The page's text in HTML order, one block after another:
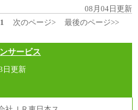
08月04日更新
1 次のページ> 最後のページ>>
サービス
日更新